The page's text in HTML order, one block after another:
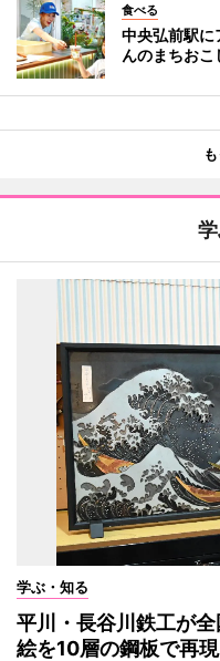
食べる
中央弘前駅
んのまちおこ
学ぶ・知る
平川・長谷川鉄工が
絵を10層の鋼板で再現